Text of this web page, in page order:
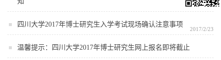
2017/3/8
四川大学2017年博士研究生入学考试现场确认注意事项
2017/2/23
温馨提示：四川大学2017年博士研究生网上报名即将截止